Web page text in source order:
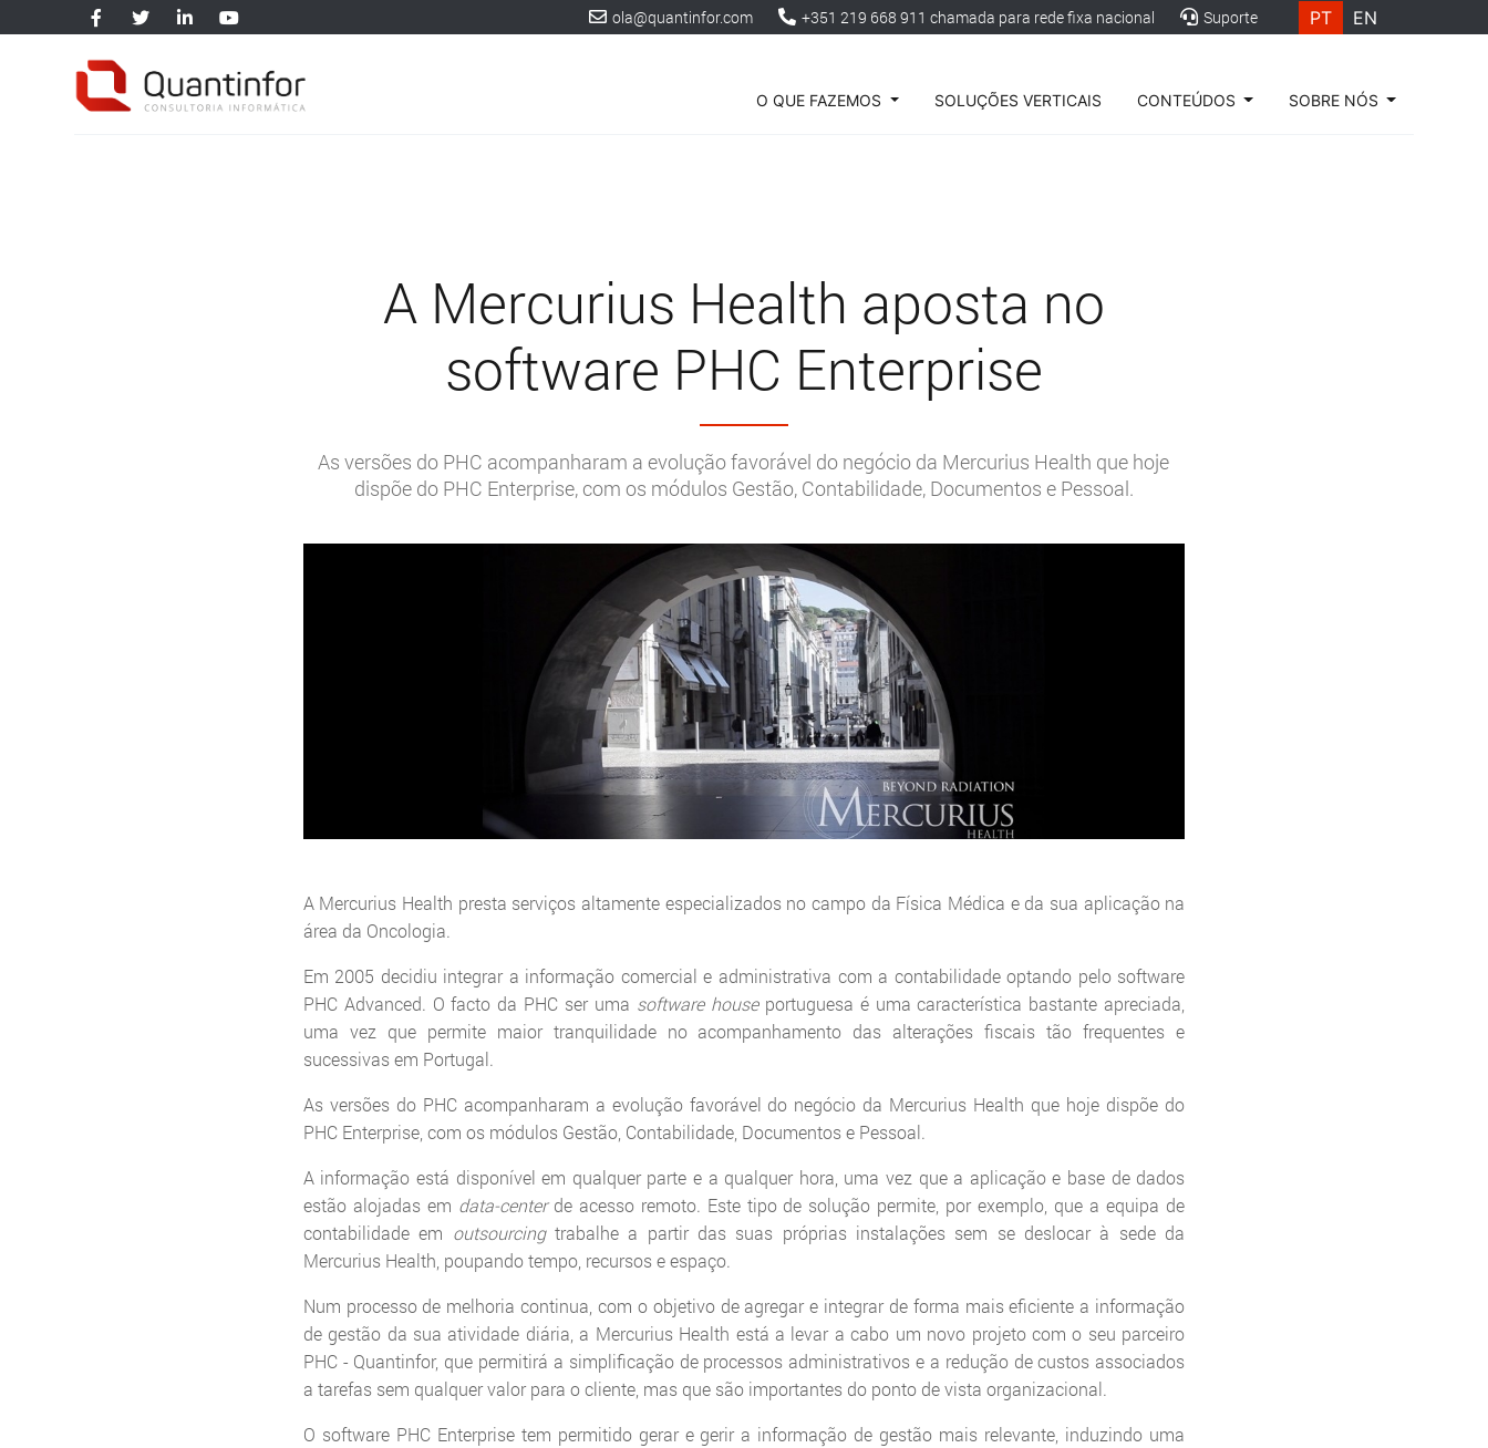
ola@quantinfor.com +351 219 668 911 chamada para rede fixa nacional Suporte PT EN
O QUE FAZEMOS SOLUÇÕES VERTICAIS CONTEÚDOS SOBRE NÓS
A Mercurius Health aposta no
software PHC Enterprise
As versões do PHC acompanharam a evolução favorável do negócio da Mercurius Health que hoje
dispõe do PHC Enterprise, com os módulos Gestão, Contabilidade, Documentos e Pessoal.
A Mercurius Health presta serviços altamente especializados no campo da Física Médica e da sua aplicação na
área da Oncologia.
Em 2005 decidiu integrar a informação comercial e administrativa com a contabilidade optando pelo software
PHC Advanced. O facto da PHC ser uma software houseportuguesa é uma característica bastante apreciada,
uma vez que permite maior tranquilidade no acompanhamento das alterações fiscais tão frequentes e
sucessivas em Portugal.
As versões do PHC acompanharam a evolução favorável do negócio da Mercurius Health que hoje dispõe do
PHC Enterprise, com os módulos Gestão, Contabilidade, Documentos e Pessoal.
A informação está disponível em qualquer parte e a qualquer hora, uma vez que a aplicação e base de dados
estão alojadas em data-centerde acesso remoto. Este tipo de solução permite, por exemplo, que a equipa de
contabilidade em outsourcingtrabalhe a partir das suas próprias instalações sem se deslocar à sede da
Mercurius Health, poupando tempo, recursos e espaço.
Num processo de melhoria continua, com o objetivo de agregar e integrar de forma mais eficiente a informação
de gestão da sua atividade diária, a Mercurius Health está a levar a cabo um novo projeto com o seu parceiro
PHC - Quantinfor, que permitirá a simplificação de processos administrativos e a redução de custos associados
a tarefas sem qualquer valor para o cliente, mas que são importantes do ponto de vista organizacional.
O software PHC Enterprise tem permitido gerar e gerir a informação de gestão mais relevante, induzindo uma